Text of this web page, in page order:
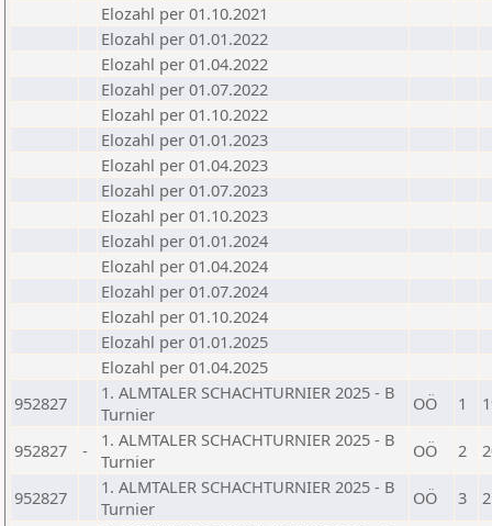
Elozahl per 01.10.2021
Elozahl per 01.01.2022
Elozahl per 01.04.2022
Elozahl per 01.07.2022
Elozahl per 01.10.2022
Elozahl per 01.01.2023
Elozahl per 01.04.2023
Elozahl per 01.07.2023
Elozahl per 01.10.2023
Elozahl per 01.01.2024
Elozahl per 01.04.2024
Elozahl per 01.07.2024
Elozahl per 01.10.2024
Elozahl per 01.01.2025
Elozahl per 01.04.2025
952827
1. ALMTALER SCHACHTURNIER 2025 - B
Turnier
OÖ 1
952827 -
1. ALMTALER SCHACHTURNIER 2025 - B
Turnier
OÖ 2
952827
1. ALMTALER SCHACHTURNIER 2025 - B
Turnier
OÖ 3